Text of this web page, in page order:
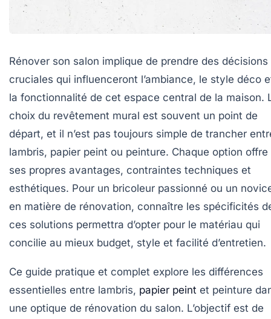
Rénover son salon implique de prendre des décisions
cruciales qui influenceront l’ambiance, le style déco
la fonctionnalité de cet espace central de la maison.
choix du revêtement mural est souvent un point de
départ, et il n’est pas toujours simple de trancher
lambris, papier peint ou peinture. Chaque option offre
ses propres avantages, contraintes techniques et
esthétiques. Pour un bricoleur passionné ou un
en matière de rénovation, connaître les spécificités
ces solutions permettra d’opter pour le matériau qui
concilie au mieux budget, style et facilité d’entretien.
Ce guide pratique et complet explore les différences
essentielles entre lambris, papier peint et peinture
une optique de rénovation du salon. L’objectif est de